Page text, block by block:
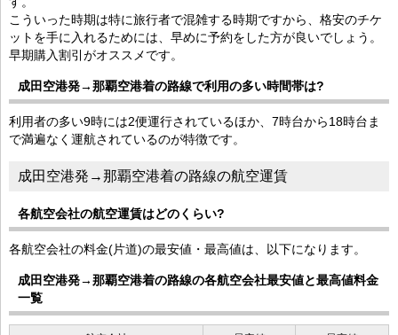
こういった時期は特に旅行者で混雑する時期ですから、格安のチケ
ットを手に入れるためには、早めに予約をした方が良いでしょう。
早期購入割引がオススメです。
成田空港発→那覇空港着の路線で利用の多い時間帯は?
利用者の多い9時には2便運行されているほか、7時台から18時台ま
で満遍なく運航されているのが特徴です。
成田空港発→那覇空港着の路線の航空運賃
各航空会社の航空運賃はどのくらい?
各航空会社の料金(片道)の最安値・最高値は、以下になります。
成田空港発→那覇空港着の路線の各航空会社最安値と最高値料金
一覧